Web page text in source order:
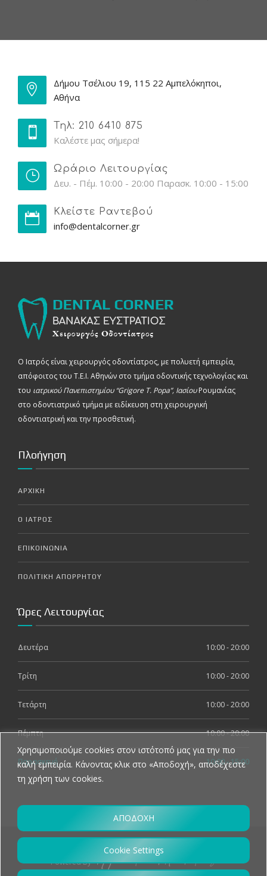
Χρησιμοποιούμε cookies στον ιστότοπό μας για την πιο
καλή εμπειρία. Κάνοντας κλικ στο «Αποδοχή», αποδέχεστε
τη χρήση των cookies.
Cookie Settings
ΑΠΟΔΟΧΗ
Δήμου Τσέλιου 19, 115 22 Αμπελόκηποι,
Αθήνα
Τηλ: 210 6410 875
Καλέστε μας σήμερα!
Ωράριο Λειτουργίας
Δευ. - Πέμ. 10:00 - 20:00 Παρασκ. 10:00 - 15:00
Κλείστε Ραντεβού
info@dentalcorner.gr
Ο Ιατρός είναι χειρουργός οδοντίατρος, με πολυετή εμπειρία,
απόφοιτος του Τ.Ε.Ι. Αθηνών στο τμήμα οδοντικής τεχνολογίας και
του ιατρικού Πανεπιστημίου “Grigore T. Popa”, ΙασίουΡουμανίας
στο οδοντιατρικό τμήμα με ειδίκευση στη χειρουργική
οδοντιατρική και την προσθετική.
Πλοήγηση
ΑΡΧΙΚΗ
Ο ΙΑΤΡΟΣ
ΕΠΙΚΟΙΝΩΝΙΑ
ΠΟΛΙΤΙΚΗ ΑΠΟΡΡΗΤΟΥ
Ώρες Λειτουργίας
Δευτέρα 10:00 - 20:00
Τρίτη 10:00 - 20:00
Τετάρτη 10:00 - 20:00
Πέμπτη 10:00 - 20:00
Παρασκευή 10:00 - 15:00
Powered By